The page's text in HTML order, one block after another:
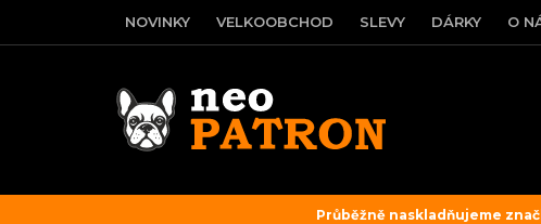
obsah
Průběžně naskladňujeme
NOVINKY VELKOOBCHOD SLEVY DÁRKY O